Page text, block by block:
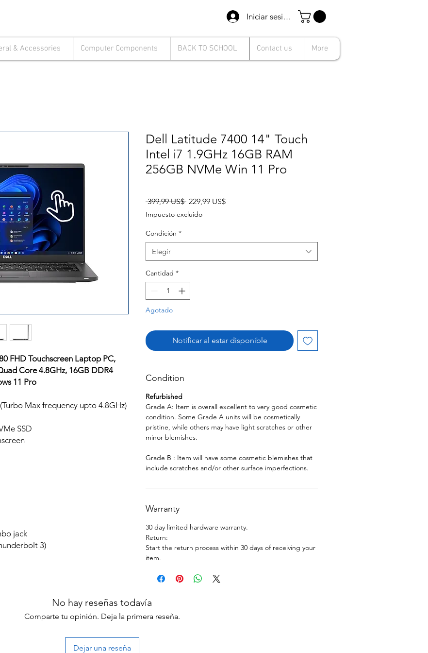
Iniciar sesión
& Accessories Computer Components BACK TO SCHOOL Contact us More
FHD Touchscreen Laptop PC,
Core 4.8GHz, 16GB DDR4
11 Pro
Max frequency upto 4.8GHz)
SSD
jack
3)
Dell Latitude 7400 14" Touch
Intel i7 1.9GHz 16GB RAM
256GB NVMe Win 11 Pro
399,99 US$ Precio
229,99 US$Precio
Impuesto excluido
Condición *
Elegir
Cantidad *
Agotado
Notificar al estar disponible
Condition
Refurbished
Grade A: Item is overall excellent to very good cosmetic
condition. Some Grade A units will be cosmetically
pristine, while others may have light scratches or other
minor blemishes.
Grade B : Item will have some cosmetic blemishes that
include scratches and/or other surface imperfections.
Warranty
30 day limited hardware warranty.
Return:
Start the return process within 30 days of receiving your
item.
No hay reseñas todavía
Comparte tu opinión. Deja la primera reseña.
Dejar una reseña